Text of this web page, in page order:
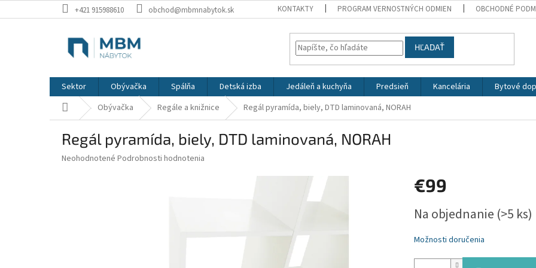
na
+421 915988610 obchod@mbmnabytok.sk KONTAKTY PROGRAM VERNOSTNÝCH ODMIEN OBCHODNÉ
HĽADAŤ
Sektor Obývačka Spálňa Detská izba Jedáleň a kuchyňa Predsieň Kancelária Bytové
Domov Obývačka Regále a knižnice Regál pyramída, biely, DTD laminovaná, NORAH
Regál pyramída, biely, DTD laminovaná, NORAH
Priemerné
Neohodnotené Podrobnosti hodnotenia
€99
cena:
Na objednanie (>5 ks)
Možnosti doručenia